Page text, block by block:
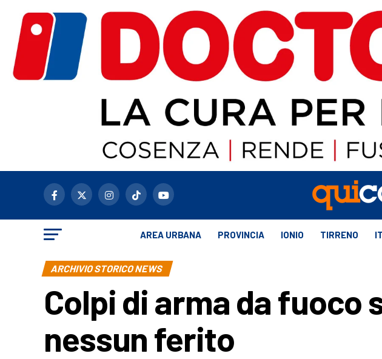
AREA URBANA PROVINCIA IONIO TIRRENO
ARCHIVIO STORICO NEWS
Colpi di arma da fuoco
nessun ferito